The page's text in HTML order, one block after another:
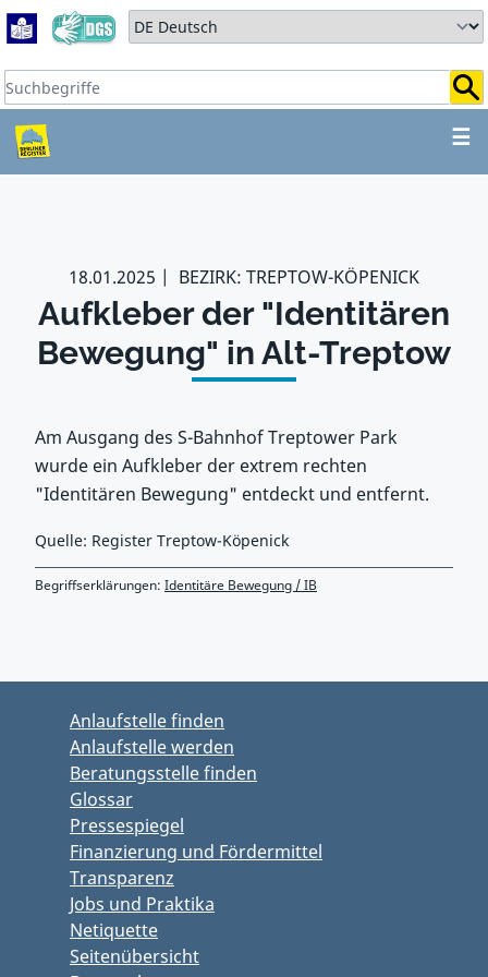
Zum Hauptbereich springen
Zum Hauptmenü springen
Sprache auswählen:
Suchbegriffe:
☰
ZUM HAUPTBEREICH
18.01.2025 BEZIRK: TREPTOW-KÖPENICK
Aufkleber der "Identitären
Bewegung" in Alt-Treptow
Am Ausgang des S-Bahnhof Treptower Park
wurde ein Aufkleber der extrem rechten
"Identitären Bewegung" entdeckt und entfernt.
Quelle: Register Treptow-Köpenick
Begriffserklärungen: Identitäre Bewegung / IB
Anlaufstelle finden
Anlaufstelle werden
Beratungsstelle finden
Glossar
Pressespiegel
Finanzierung und Fördermittel
Transparenz
Jobs und Praktika
Netiquette
Seitenübersicht